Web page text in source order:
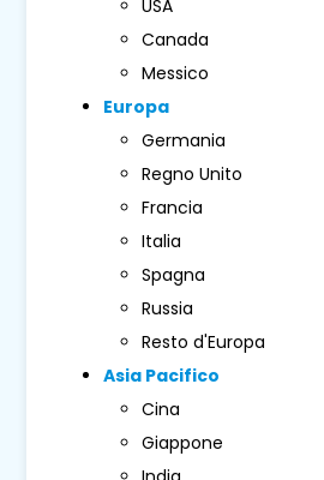
USA
Canada
Messico
Europa
Germania
Regno Unito
Francia
Italia
Spagna
Russia
Resto d'Europa
Asia Pacifico
Cina
Giappone